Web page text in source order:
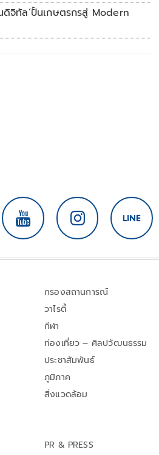
ดิจิทัล’ปั้นเกษตรกรสู่ Modern
กรองสถานการณ์
วาไรตี้
กีฬา
ท่องเที่ยว – ศิลปวัฒนธรรม
ประชาสัมพันธ์
ภูมิภาค
สิ่งแวดล้อม
PR & PRESS